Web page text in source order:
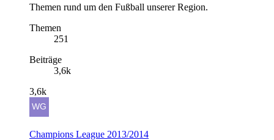
Themen rund um den Fußball unserer Region.
Themen
251
Beiträge
3,6k
3,6k
Champions League 2013/2014